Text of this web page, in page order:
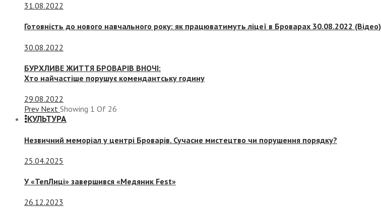
31.08.2022
Готовність до нового навчального року: як працюватимуть ліцеї в Броварах 30.08.2022 (Відео)
30.08.2022
БУРХЛИВЕ ЖИТТЯ БРОВАРІВ ВНОЧІ:
Хто найчастіше порушує комендантську годину
29.08.2022
Prev Next Showing 1 Of 26
КУЛЬТУРА
Незвичний меморіал у центрі Броварів. Сучасне мистецтво чи порушення порядку?
25.04.2025
У «ТепЛиці» завершився «Медяник Fest»
26.12.2023